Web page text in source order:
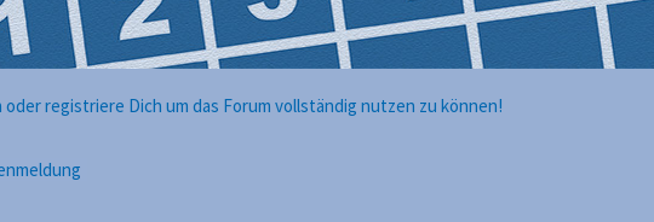
oder registriere Dich um das Forum vollständig nutzen zu können!